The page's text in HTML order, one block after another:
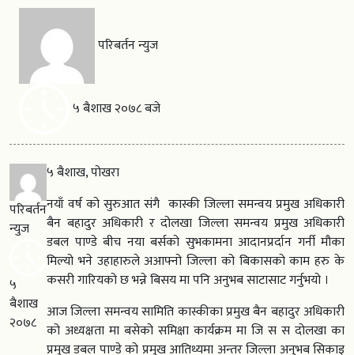
परिबर्तन न्युज
५ बैशाख २०७८ बजे
परिबर्तन
न्युज
५
बैशाख
२०७८
५ बैशाख, पोखरा
नयाँ वर्ष को सुरुआत संगै कास्की जिल्ला समन्वय प्रमुख अधिकारी
बैन बहादुर अधिकारी र दोलखा जिल्ला समन्वय प्रमुख अधिकारी
डबल पाण्डे बीच नया बर्सको सुभकामना आदानप्रर्दान गर्नी मौका
मिल्यो भने उहाहारुले अआफ्नो जिल्ला को बिकासको काम हरु के
कसरी गारियको छ भन्ने बिसय मा पनि अनुभब साटासाट गर्नुभयो ।
आज जिल्ला समन्वय सामिति कास्कीका प्रमुख बैन बहादुर अधिकारी
को अध्यक्षता मा बसेको समिक्षा कार्यक्रम मा जि स स दोलखा का
प्रमुख डबल पाण्डे को प्रमुख आतिथ्यमा अन्तर जिल्ला अनुभब सिकाइ